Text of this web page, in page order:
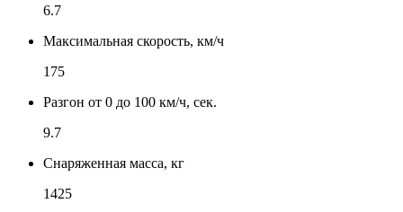
6.7
Максимальная скорость, км/ч
175
Разгон от 0 до 100 км/ч, сек.
9.7
Снаряженная масса, кг
1425